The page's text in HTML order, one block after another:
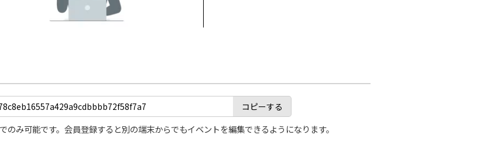
コピーする
み可能です。会員登録すると別の端末からでもイベントを編集できるようになります。